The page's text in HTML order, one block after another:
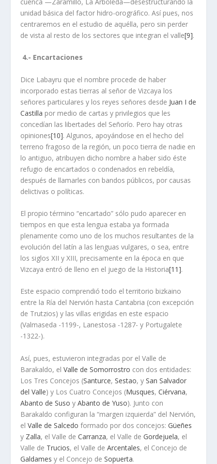
unidad básica del factor hidro-orográfico. Así pues, nos
centra­remos en el estudio de aquélla, pero sin perder
de vista al resto de los sectores que integran el valle[9].
4.- Encartaciones
Dice Labayru que el nombre procede de haber
incorporado estas tierras al señor de Vizcaya los
señores particulares y los reyes señores desde Juan I de
Castilla por medio de cartas y privilegios que les
concedían las libertades del Señorío. Pero hay otras
opiniones[10]. Algunos, apoyándose en el hecho del
terreno fragoso de la región, un poco tierra de nadie en
lo antiguo, atribuyen dicho nombre a haber sido éste
refugio de encartados o condenados en rebeldía,
después de llamarles con bandos públicos, por causas
delictivas o políticas.
El propio término “encartado” sólo pudo aparecer en
tiempos en que esta lengua estaba ya formada
plenamente como uno de los muchos resultantes de la
evolución del latín a las lenguas vulgares, o sea, entre
los siglos XII y XIII, precisamente en la época en que
Vizcaya entró de lleno en el juego de la Historia[11].
Este espacio comprendió todo el territorio bizkaino
entre la Ría del Nervión hasta Cantabria (con excepción
de Trutzios) y las villas erigidas en este espacio
(Valmaseda -1199-, Lanestosa -1287- y Portugalete
-1322-).
Así, pues, estuvieron integradas por el Valle de
Barakaldo, elValle de Somorrostro con dos entidades:
Los Tres Concejos (Santurce,Sestao, ySan Salvador
del Valle) y Los Cuatro Concejos (Musques,Ciérvana,
Abanto de Suso yAbanto de Yuso). Junto con
Barakaldo configuran la “margen izquierda” del Nervión,
elValle de Salcedo formado por dos concejos:Güeñes
y Zalla, el Valle deCarranza, el Valle deGordejuela, el
Valle de Trucios, el Valle deArcentales, el Concejo de
Galdames y el Concejo deSopuerta.